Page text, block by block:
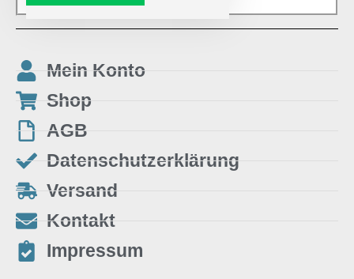
Mein Konto
Shop
AGB
Datenschutzerklärung
Versand
Kontakt
Impressum